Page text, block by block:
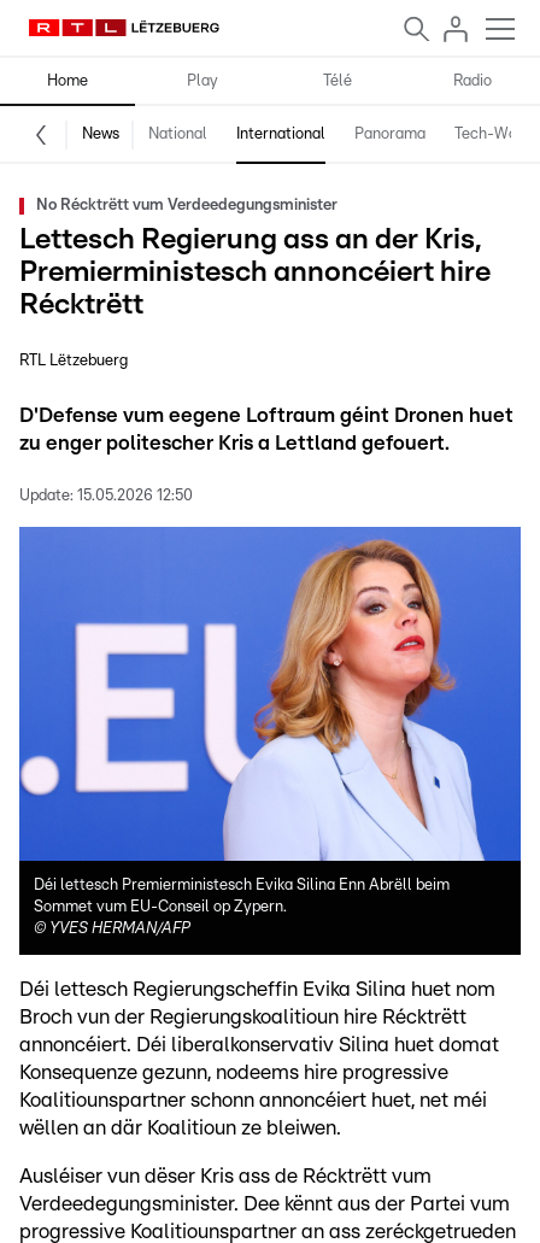
Home Play Télé Radio
News National International Panorama Tech-World
No Récktrëtt vum Verdeedegungsminister
Lettesch Regierung ass an der Kris,
Premierministesch annoncéiert hire
Récktrëtt
RTL Lëtzebuerg
D'Defense vum eegene Loftraum géint Dronen huet
zu enger politescher Kris a Lettland gefouert.
Update: 15.05.2026 12:50
Déi lettesch Premierministesch Evika Silina Enn Abrëll beim
Sommet vum EU-Conseil op Zypern.
© YVES HERMAN/AFP
Déi lettesch Regierungscheffin Evika Silina huet nom
Broch vun der Regierungskoalitioun hire Récktrëtt
annoncéiert. Déi liberalkonservativ Silina huet domat
Konsequenze gezunn, nodeems hire progressive
Koalitiounspartner schonn annoncéiert huet, net méi
wëllen an där Koalitioun ze bleiwen.
Ausléiser vun dëser Kris ass de Récktrëtt vum
Verdeedegungsminister. Dee kënnt aus der Partei vum
progressive Koalitiounspartner an ass zeréckgetrueden